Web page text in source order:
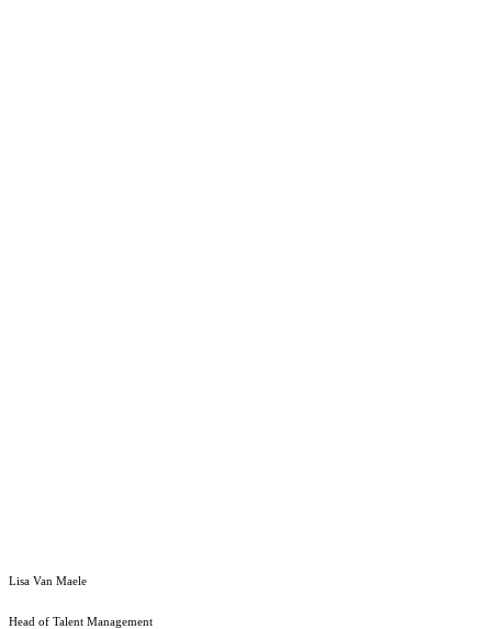
Lisa Van Maele
Head of Talent Management